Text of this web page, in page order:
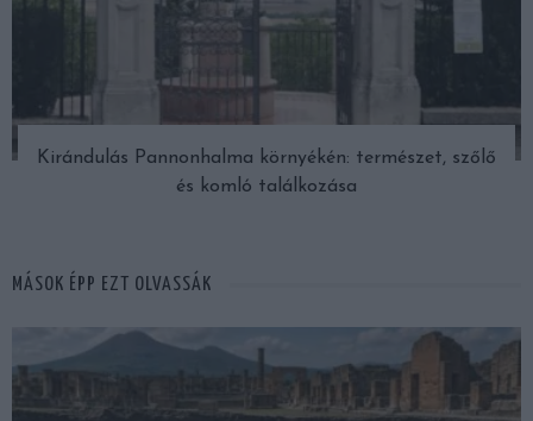
Kirándulás Pannonhalma környékén: természet, szőlő
és komló találkozása
MÁSOK ÉPP EZT OLVASSÁK